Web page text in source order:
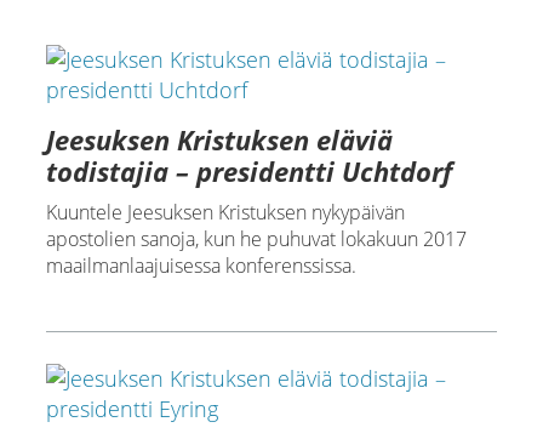
Jeesuksen Kristuksen eläviä
todistajia – presidentti Uchtdorf
Kuuntele Jeesuksen Kristuksen nykypäivän
apostolien sanoja, kun he puhuvat lokakuun 2017
maailmanlaajuisessa konferenssissa.